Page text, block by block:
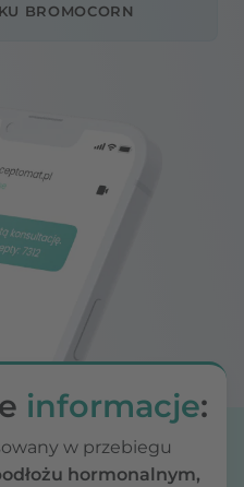
BROMOCORN
informacje:
w przebiegu
hormonalnym,